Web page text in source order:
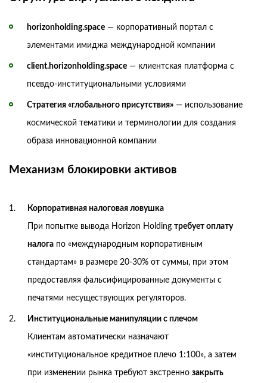
horizonholding.space — корпоративный портал с
элементами имиджа международной компании
client.horizonholding.space — клиентская платформа с
псевдо-институциональными условиями
Стратегия «глобального присутствия» — использование
космической тематики и терминологии для создания
образа инновационной компании
Механизм блокировки активов
Корпоративная налоговая ловушка
При попытке вывода Horizon Holding требует оплату
налога по «международным корпоративным
стандартам» в размере 20-30% от суммы, при этом
предоставляя фальсифицированные документы с
печатями несуществующих регуляторов.
Институциональные манипуляции с плечом
Клиентам автоматически назначают
«институциональное кредитное плечо 1:100», а затем
при изменении рынка требуют экстренно закрыть